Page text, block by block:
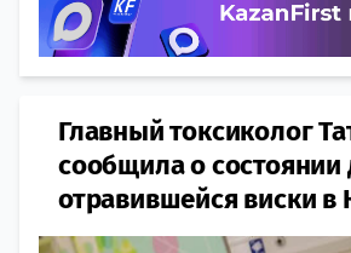
Главный токсиколог
сообщила о состоянии
отравившейся виски в